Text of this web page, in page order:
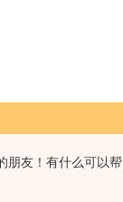
朋友！有什么可以帮